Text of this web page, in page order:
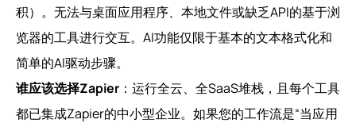
积）。无法与桌面应用程序、本地文件或缺乏API的基于浏
览器的工具进行交互。AI功能仅限于基本的文本格式化和
简单的AI驱动步骤。
谁应该选择Zapier ：运行全云、全SaaS堆栈，且每个工具
都已集成Zapier的中小型企业。如果您的工作流是“当应用